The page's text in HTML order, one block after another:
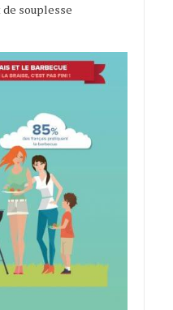
souplesse